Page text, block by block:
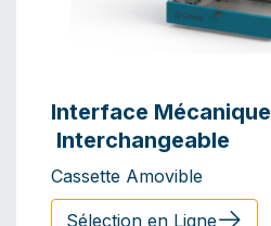
Interface Mécanique
Interchangeable
Cassette Amovible
​​​​Sélection en Ligne